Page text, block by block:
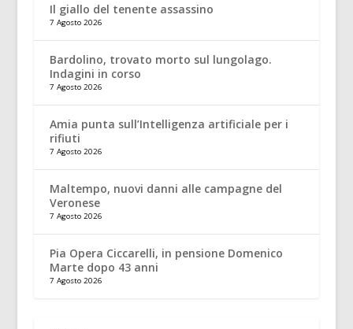
Il giallo del tenente assassino
7 Agosto 2026
Bardolino, trovato morto sul lungolago.
Indagini in corso
7 Agosto 2026
Amia punta sull’Intelligenza artificiale per i
rifiuti
7 Agosto 2026
Maltempo, nuovi danni alle campagne del
Veronese
7 Agosto 2026
Pia Opera Ciccarelli, in pensione Domenico
Marte dopo 43 anni
7 Agosto 2026